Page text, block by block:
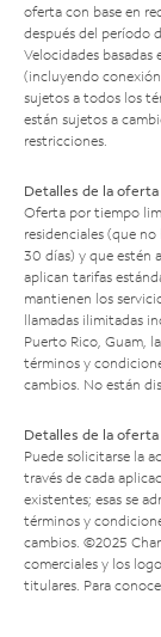
oferta con base en
después del período
Velocidades basadas
(incluyendo
sujetos a todos los
están sujetos a
restricciones.
Detalles de la
Oferta por tiempo
residenciales (que
30 días) y que estén
aplican tarifas
mantienen los
llamadas ilimitadas
Puerto Rico, Guam,
términos y
cambios. No están
Detalles de la oferta
Puede solicitarse la
través de cada
existentes; esas se
términos y
cambios. ©2025
comerciales y los
titulares. Para